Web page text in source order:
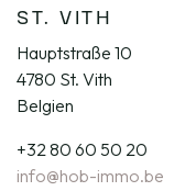
ST. VITH
Hauptstraße 10
4780 St. Vith
Belgien
+32 80 60 50 20
info@hob-immo.be